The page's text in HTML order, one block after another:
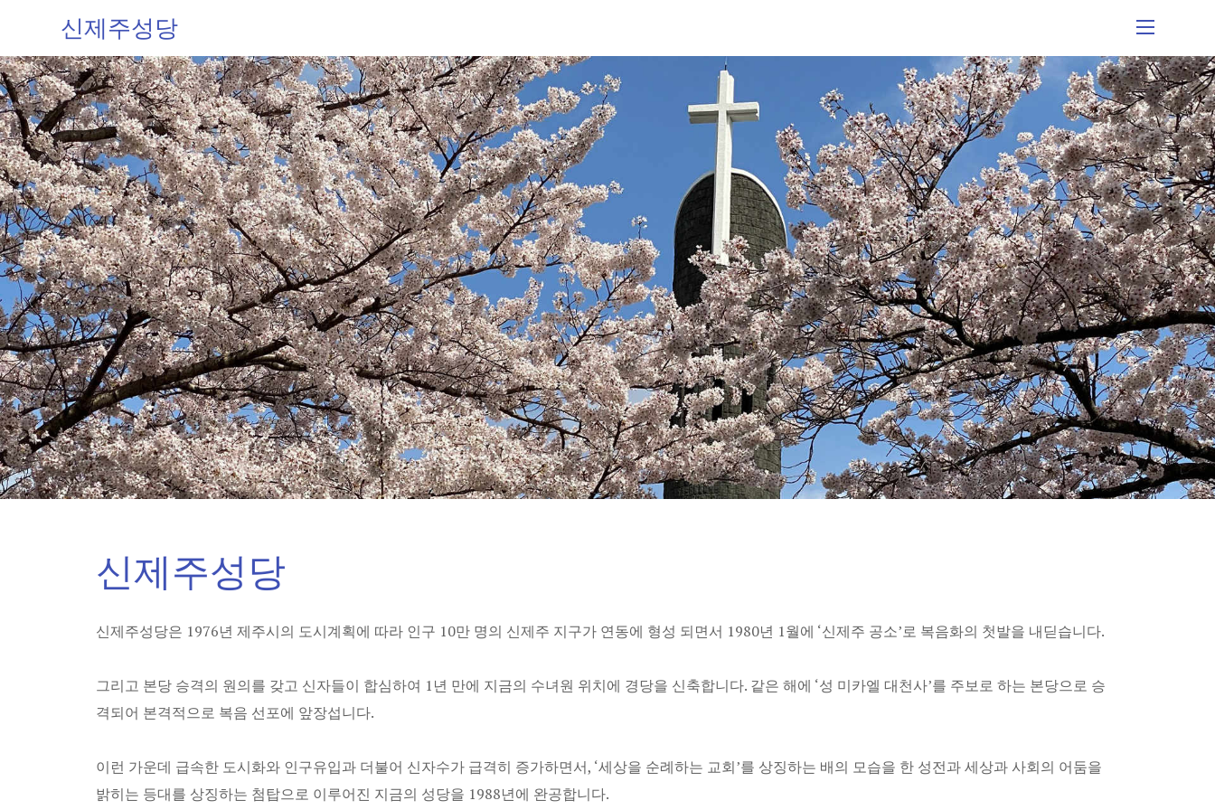
신제주성당
신제주성당
신제주성당은 1976년 제주시의 도시계획에 따라 인구 10만 명의 신제주 지구가 연동에 형성 되면서 1980년 1월에 ‘신제주 공소’로 복음화의 첫발을 내딛습니다.
그리고 본당 승격의 원의를 갖고 신자들이 합심하여 1년 만에 지금의 수녀원 위치에 경당을 신축합니다. 같은 해에 ‘성 미카엘 대천사’를 주보로 하는 본당으로 승
격되어 본격적으로 복음 선포에 앞장섭니다.
이런 가운데 급속한 도시화와 인구유입과 더불어 신자수가 급격히 증가하면서, ‘세상을 순례하는 교회’를 상징하는 배의 모습을 한 성전과 세상과 사회의 어둠을
밝히는 등대를 상징하는 첨탑으로 이루어진 지금의 성당을 1988년에 완공합니다.